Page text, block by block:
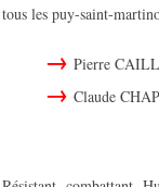
tous les puy-saint-
Pierre
Claude